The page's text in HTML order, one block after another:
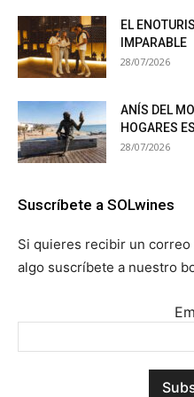
EL
IMPARABLE
28/07/2026
ANÍS DEL
HOGARES
28/07/2026
Suscríbete a SOLwines
Si quieres recibir un
algo suscríbete a nuestro